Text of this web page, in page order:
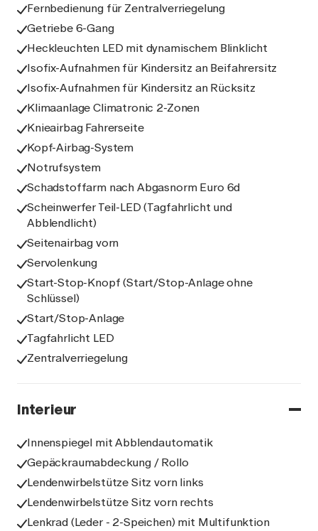
Fernbedienung für Zentralverriegelung
Getriebe 6-Gang
Heckleuchten LED mit dynamischem Blinklicht
Isofix-Aufnahmen für Kindersitz an Beifahrersitz
Isofix-Aufnahmen für Kindersitz an Rücksitz
Klimaanlage Climatronic 2-Zonen
Knieairbag Fahrerseite
Kopf-Airbag-System
Notrufsystem
Schadstoffarm nach Abgasnorm Euro 6d
Scheinwerfer Teil-LED (Tagfahrlicht und
Abblendlicht)
Seitenairbag vorn
Servolenkung
Start-Stop-Knopf (Start/Stop-Anlage ohne
Schlüssel)
Start/Stop-Anlage
Tagfahrlicht LED
Zentralverriegelung
Interieur
Innenspiegel mit Abblendautomatik
Gepäckraumabdeckung / Rollo
Lendenwirbelstütze Sitz vorn links
Lendenwirbelstütze Sitz vorn rechts
Lenkrad (Leder - 2-Speichen) mit Multifunktion